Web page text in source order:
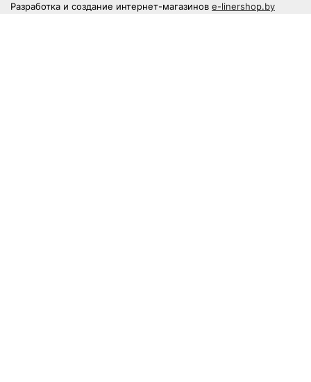
Разработка и создание интернет-магазинов e-linershop.by